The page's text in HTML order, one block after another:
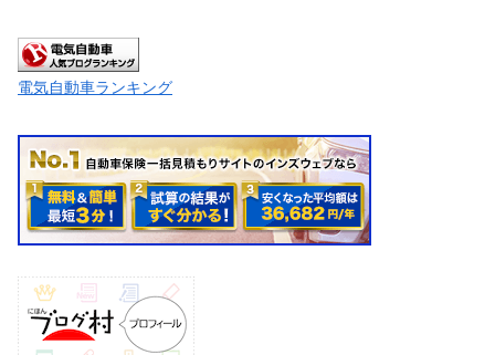
電気自動車ランキング